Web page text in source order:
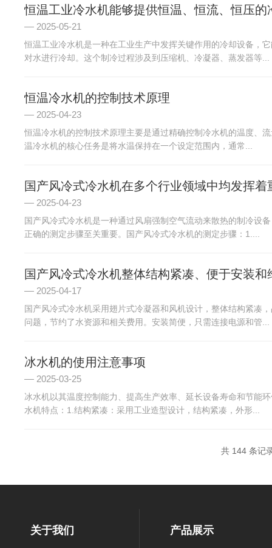
恒温工业冷水机能够提供恒温、恒流、恒压的
2025-05-21
恒温工业冷水机是一种在工业生产中发挥关键作用的冷却设备，
对水进行冷却。这个制冷过程涉及到压缩机、冷凝器、蒸发器等...
恒温冷水机的控制技术原理
2025-04-23
恒温冷水机的控制技术原理主要是通过精确控制冷水机的温度、
温冷水机的核心任务是将水温保持在一个设定范围内，通常...
国产风冷式冷水机在多个行业领域中均发挥着
2025-04-23
国产风冷式冷水机是一种通过风扇强制空气流动来散热的制冷设
正确的测定步骤至关重要。国产风冷式冷水机的测定步骤：1....
国产风冷式冷水机整体结构紧凑、便于安装和
2025-04-17
国产风冷式冷水机采用翅片式冷凝器和风机设计，整体结构紧凑
问题，节约了水资源和相关费用。安装简便，只需连接电源和管...
冰水机的使用注意事项
2025-03-25
冰水机以其温度控制能力、提高生产效率、延长设备寿命和节能
水机特点：1.结构紧凑：采用工业造型设计，结构紧凑，外形...
共 144 条记
关于我们 产品展示